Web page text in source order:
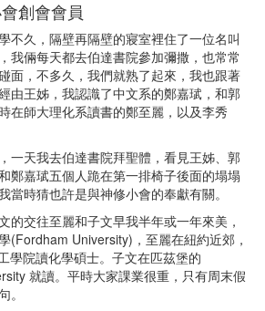
創會會員
久，隔壁再隔壁的寢室裡住了一位名叫
我倆每天都去伯達書院參加彌撒，也常常
面，不多久，我們就熟了起來，我也跟著
由王姊，我認識了中文系的鄭嘉珷，和郭
在師大理化系讀書的鄭至麗，以及李秀
天我去伯達書院拜聖體，看見王姊、郭
鄭嘉珷五個人跪在第一排椅子後面的塌塌
當時猜也許是與神修小會的奉獻有關。
交往至麗和子文早我半年或一年來美，
(Fordham University)，至麗在紐約近郊，
學院讀化學碩士。子文在匹茲堡的
就讀。平時大家課業很重，只有周末假
。